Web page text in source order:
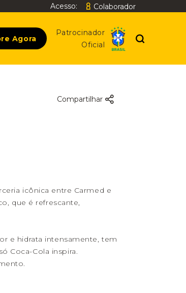
Buscar
Acesso: Colaborador
Agora
Patrocinador
Oficial
Compartilhar
icônica entre Carmed e
que é refrescante,
e hidrata intensamente, tem
Coca-Cola inspira.